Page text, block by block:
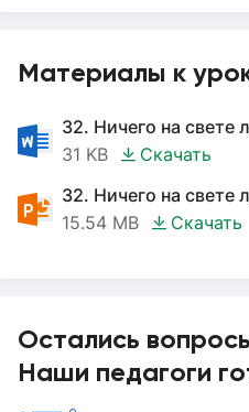
Материалы к
32. Ничего на свете
31 KB
Скачать
32. Ничего на свете
15.54 MB
Скачать
Остались
Наши педагоги